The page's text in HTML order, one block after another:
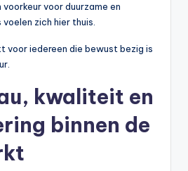
voor duurzame en
zich hier thuis.
voor iedereen die bewust bezig is
kwaliteit en
binnen de